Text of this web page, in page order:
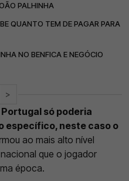
PALHINHA
QUANTO TEM DE PAGAR PARA
NO BENFICA E NEGÓCIO
>
só poderia
específico, neste caso o
ao mais alto nível
que o jogador
época.